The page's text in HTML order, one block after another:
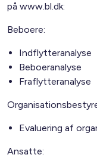
på www.bl.dk:
Beboere:
Indflytteranalyse
Beboeranalyse
Fraflytteranalyse
Evaluering af
Ansatte: